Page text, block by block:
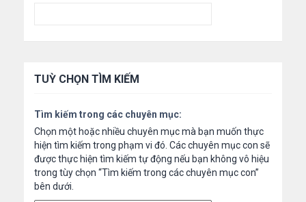
TUỲ CHỌN TÌM KIẾM
Tìm kiếm trong các chuyên mục:
Chọn một hoặc nhiều chuyên mục mà bạn muốn thực
hiện tìm kiếm trong phạm vi đó. Các chuyên mục con sẽ
được thực hiện tìm kiếm tự động nếu bạn không vô hiệu
trong tùy chọn “Tìm kiếm trong các chuyên mục con”
bên dưới.